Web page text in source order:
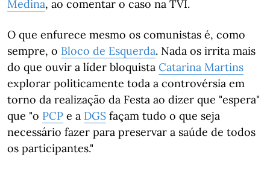
Medina, ao comentar o caso na TVI.
O que enfurece mesmo os comunistas é, como
sempre, o Bloco de Esquerda. Nada os irrita mais
do que ouvir a líder bloquista Catarina Martins
explorar politicamente toda a controvérsia em
torno da realização da Festa ao dizer que "espera"
que "o PCP e a DGS façam tudo o que seja
necessário fazer para preservar a saúde de todos
os participantes."